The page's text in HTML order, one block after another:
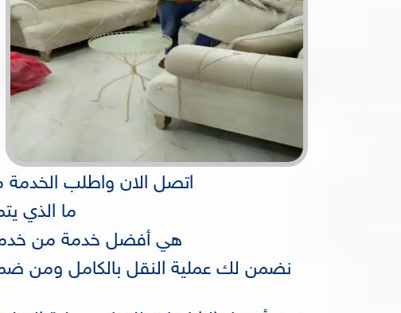
اتصل الان واطلب الخدمة من
ما الذي
هي أفضل خدمة من خدمات
نضمن لك عملية النقل بالكامل ومن